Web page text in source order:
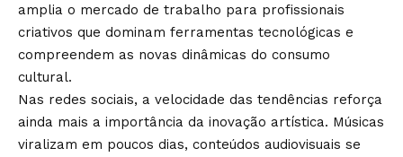
amplia o mercado de trabalho para profissionais
criativos que dominam ferramentas tecnológicas e
compreendem as novas dinâmicas do consumo
cultural.
Nas redes sociais, a velocidade das tendências reforça
ainda mais a importância da inovação artística. Músicas
viralizam em poucos dias, conteúdos audiovisuais se